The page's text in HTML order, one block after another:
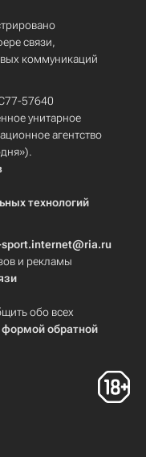
связи,
коммуникаций
57640
унитарное
агентство
технологий
sport.internet@ria.ru
и рекламы
обо всех
формой обратной